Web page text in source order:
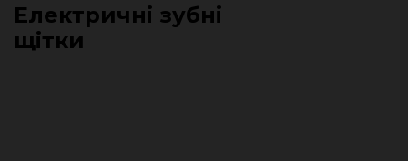
Електричні зубні
щітки